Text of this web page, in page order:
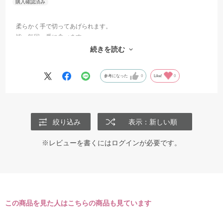
柔らかく手で切ってあげられます。
皆、毎回一番に食べます。
複数匹いる場合も手でちぎって好きな長さにしてあげられます。
続きを読む
参考になった 0 Like! 0
絞り込み 表示：新しい順
※レビューを書くにはログインが必要です。
この商品を見た人はこちらの商品も見ています